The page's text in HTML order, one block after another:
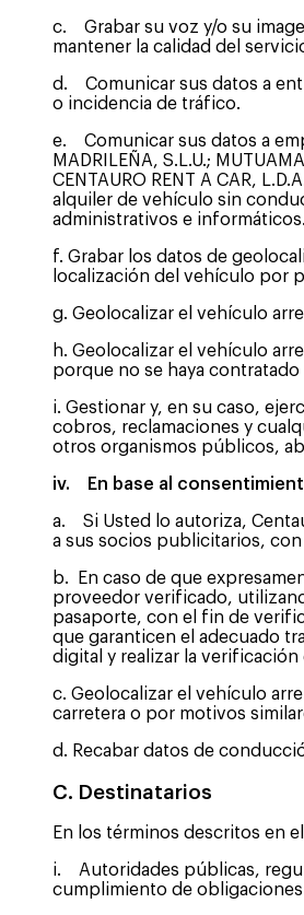
c. Grabar su voz y/o su
mantener la calidad del
d. Comunicar sus datos a
o incidencia de tráfico.
e. Comunicar sus datos a
MADRILEÑA, S.L.U.;
CENTAURO RENT A CAR,
alquiler de vehículo sin
administrativos e informáticos.
f. Grabar los datos de
localización del vehículo por
g. Geolocalizar el vehículo
h. Geolocalizar el vehículo
porque no se haya
i. Gestionar y, en su caso,
cobros, reclamaciones y
otros organismos públicos,
iv. En base al
a. Si Usted lo autoriza,
a sus socios publicitarios,
b. En caso de que
proveedor verificado,
pasaporte, con el fin de
que garanticen el adecuado
digital y realizar la
c. Geolocalizar el vehículo
carretera o por motivos
d. Recabar datos de
C. Destinatarios
En los términos descritos en el
i. Autoridades públicas,
cumplimiento de